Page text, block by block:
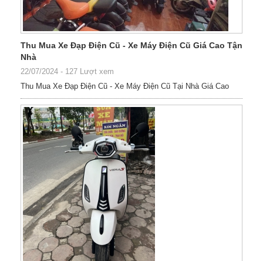
Thu Mua Xe Đạp Điện Cũ - Xe Máy Điện Cũ Giá Cao Tận
Nhà
22/07/2024 - 127 Lượt xem